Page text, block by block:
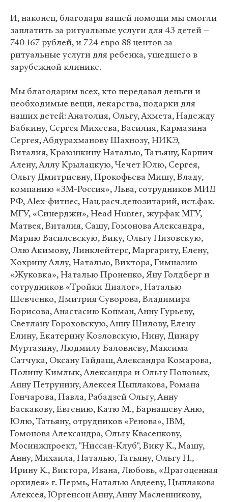
И, наконец, благодаря вашей помощи мы смогли
заплатить за ритуальные услуги для 43 детей –
740 167 рублей, и 724 евро 88 центов за
ритуальные услуги для ребенка, ушедшего в
зарубежной клинике.
Мы благодарим всех, кто передавал деньги и
необходимые вещи, лекарства, подарки для
наших детей: Анатолия, Ольгу, Ахмета, Надежду
Бабкину, Сергея Михеева, Василия, Кармазина
Сергея, Абдурахманову Шахнозу, НИКЭ,
Виталия, Краюшкину Наталью, Татьяну, Карпич
Алену, Аллу Крылацкую, Чечет Юлю, Сергея,
Ольгу Дмитриевну, Прокофьева Мишу, Владу,
компанию «3М-Россия», Льва, сотрудников МИД
РФ, Alex-фитнес, Нац.расч.депозитарий, ист.фак.
МГУ, «Синерджи», Head Hunter, журфак МГУ,
Матвея, Виталия, Сашу, Гомонова Александра,
Марию Василевскую, Вику, Ольгу Низовскую,
Олю Акимову, Линклейтерс, Маргариту, Елену,
Хохрину Аллу, Наталью, Виктора, Гимназию
«Жуковка», Наталью Проненко, Яну Голдберг и
сотрудников «Тройки Диалог», Наталью
Шевченко, Дмитрия Суворова, Владимира
Борисова, Анастасию Копман, Анну Гурьеву,
Светлану Гороховскую, Анну Шилову, Елену
Елину, Екатерину Козловскую, Нину, Динару
Муртазину, Людмилу Баловневу, Максима
Сатчука, Оксану Гайдаш, Александра Комарова,
Полину Кимлык, Александра и Ольгу Поповых,
Анну Петрунину, Алексея Цыплакова, Романа
Гончарова, Павла, Рабадзей Ольгу, Анну
Баскакову, Евгению, Катю М., Барнашеву Аню,
Юлю, Татьяну, отрудников «Ренова», IBM,
Гомонова Александра, Ольгу Квасенкову,
Мосинжпроект, "Ниссан-Клуб", Вику К., Машу,
Анну, Михаила, Наталью, Татьяну, Ольгу Н.,
Ирину К., Виктора, Ивана, Любовь, «Драгоценная
орхидея» г. Пермь, Наталью Авдееву, Цыплакова
Алексея, Юргенсон Анну, Анну Масленникову,